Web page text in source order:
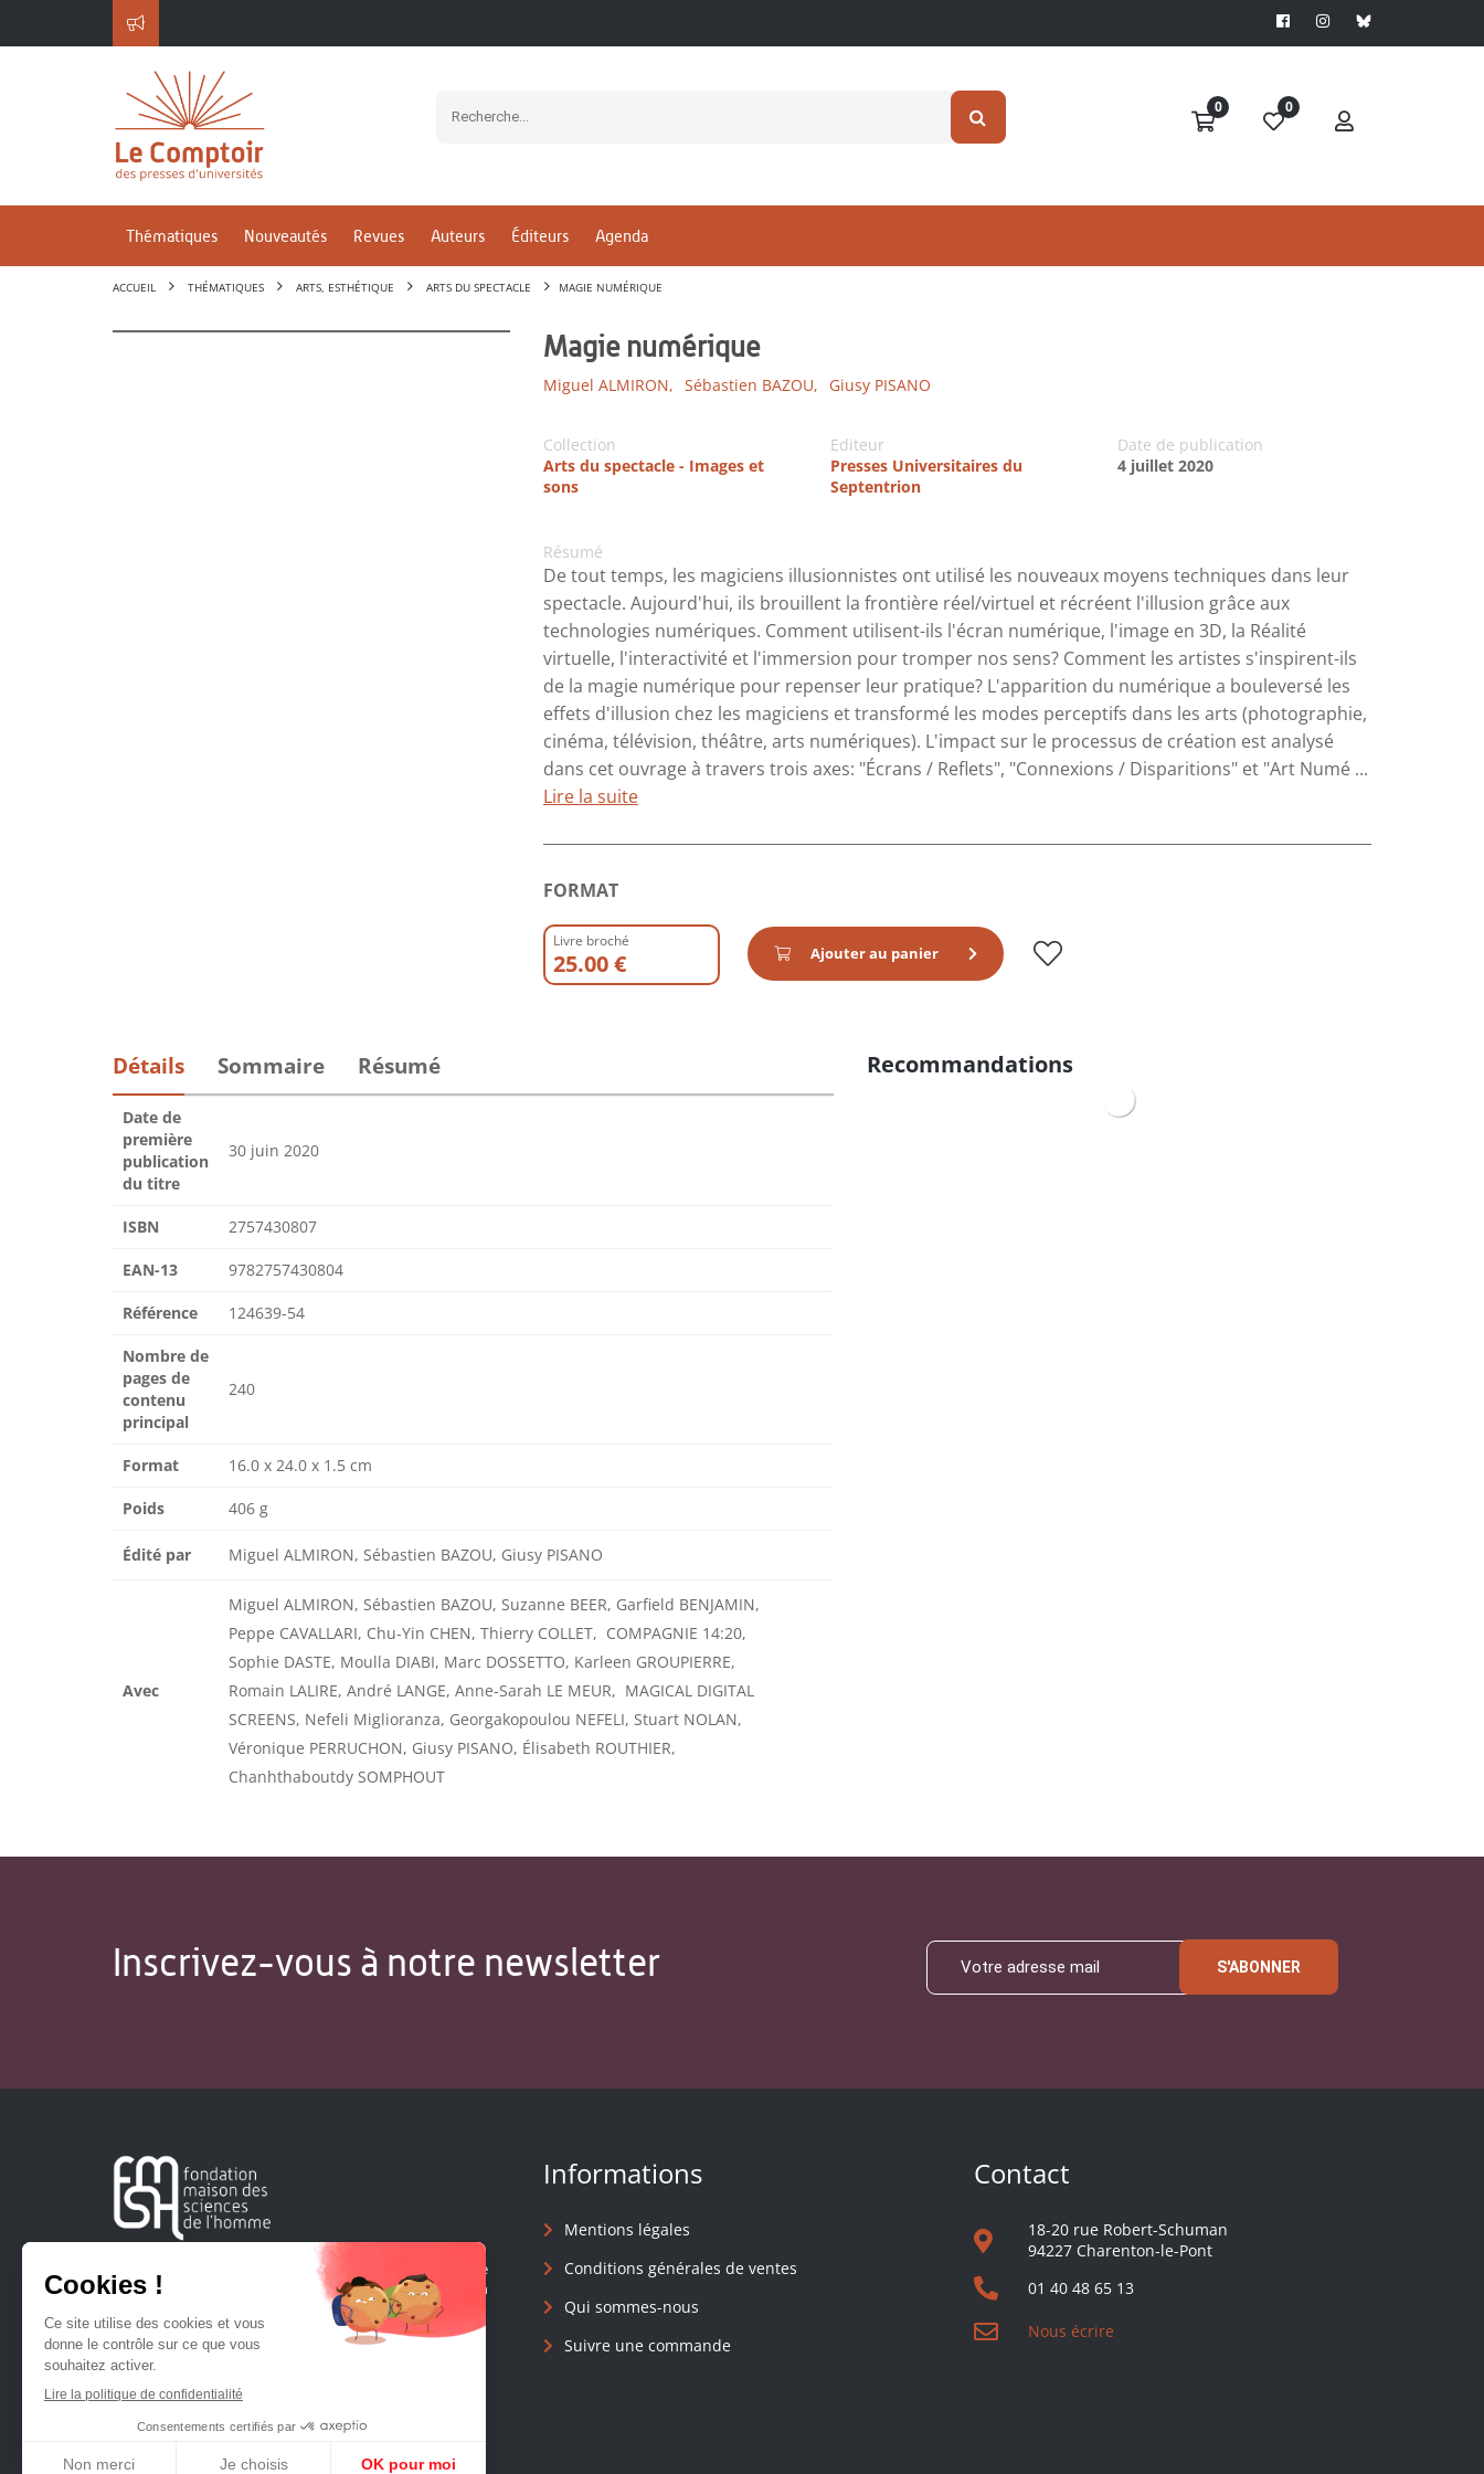
0 0
Thématiques Nouveautés Revues Auteurs Éditeurs Agenda
ACCUEIL THÉMATIQUES ARTS, ESTHÉTIQUE ARTS DU SPECTACLE MAGIE NUMÉRIQUE
Magie numérique
Miguel ALMIRON, Sébastien BAZOU, Giusy PISANO
Collection
Arts du spectacle - Images et
sons
Editeur
Presses Universitaires du
Septentrion
Date de publication
4 juillet 2020
Résumé
De tout temps, les magiciens illusionnistes ont utilisé les nouveaux moyens techniques dans leur
spectacle. Aujourd'hui, ils brouillent la frontière réel/virtuel et récréent l'illusion grâce aux
technologies numériques. Comment utilisent-ils l'écran numérique, l'image en 3D, la Réalité
virtuelle, l'interactivité et l'immersion pour tromper nos sens? Comment les artistes s'inspirent-ils
de la magie numérique pour repenser leur pratique? L'apparition du numérique a bouleversé les
effets d'illusion chez les magiciens et transformé les modes perceptifs dans les arts (photographie,
cinéma, télévision, théâtre, arts numériques). L'impact sur le processus de création est analysé
dans cet ouvrage à travers trois axes: "Écrans / Reflets", "Connexions / Disparitions" et "Art Numé ...
Lire la suite
FORMAT
Livre broché
25.00 € Ajouter au panier
Détails Sommaire Résumé
Date de
première
publication
du titre
30 juin 2020
ISBN 2757430807
EAN-13 9782757430804
Référence 124639-54
Nombre de
pages de
contenu
principal
240
Format 16.0 x 24.0 x 1.5 cm
Poids 406 g
Édité par Miguel ALMIRON, Sébastien BAZOU, Giusy PISANO
Avec
Miguel ALMIRON, Sébastien BAZOU, Suzanne BEER, Garfield BENJAMIN,
Peppe CAVALLARI, Chu-Yin CHEN, Thierry COLLET, COMPAGNIE 14:20,
Sophie DASTE, Moulla DIABI, Marc DOSSETTO, Karleen GROUPIERRE,
Romain LALIRE, André LANGE, Anne-Sarah LE MEUR, MAGICAL DIGITAL
SCREENS, Nefeli Miglioranza, Georgakopoulou NEFELI, Stuart NOLAN,
Véronique PERRUCHON, Giusy PISANO, Élisabeth ROUTHIER,
Chanhthaboutdy SOMPHOUT
Recommandations
Inscrivez-vous à notre newsletter S'ABONNER
Créée en 1963, la Fondation Maison Sciences de l'Homme
soutient la recherche et la diffusion des connaissances en
Informations
Mentions légales
Conditions générales de ventes
Qui sommes-nous
Suivre une commande
Contact
18-20 rue Robert-Schuman
94227 Charenton-le-Pont
01 40 48 65 13
Nous écrire